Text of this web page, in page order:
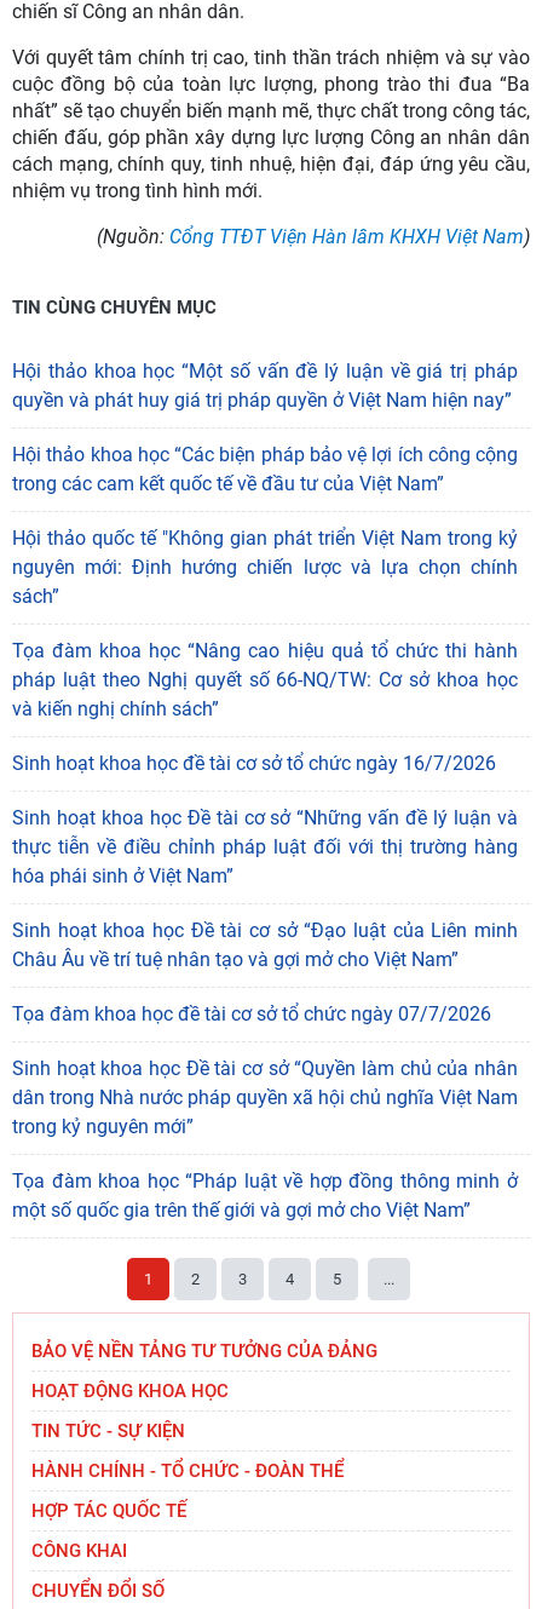
chiến sĩ Công an nhân dân.
Với quyết tâm chính trị cao, tinh thần trách nhiệm và sự vào
cuộc đồng bộ của toàn lực lượng, phong trào thi đua “Ba
nhất” sẽ tạo chuyển biến mạnh mẽ, thực chất trong công tác,
chiến đấu, góp phần xây dựng lực lượng Công an nhân dân
cách mạng, chính quy, tinh nhuệ, hiện đại, đáp ứng yêu cầu,
nhiệm vụ trong tình hình mới.
(Nguồn: Cổng TTĐT Viện Hàn lâm KHXH Việt Nam)
TIN CÙNG CHUYÊN MỤC
Hội thảo khoa học “Một số vấn đề lý luận về giá trị pháp
quyền và phát huy giá trị pháp quyền ở Việt Nam hiện nay”
Hội thảo khoa học “Các biện pháp bảo vệ lợi ích công cộng
trong các cam kết quốc tế về đầu tư của Việt Nam”
Hội thảo quốc tế "Không gian phát triển Việt Nam trong kỷ
nguyên mới: Định hướng chiến lược và lựa chọn chính
sách”
Tọa đàm khoa học “Nâng cao hiệu quả tổ chức thi hành
pháp luật theo Nghị quyết số 66-NQ/TW: Cơ sở khoa học
và kiến nghị chính sách”
Sinh hoạt khoa học đề tài cơ sở tổ chức ngày 16/7/2026
Sinh hoạt khoa học Đề tài cơ sở “Những vấn đề lý luận và
thực tiễn về điều chỉnh pháp luật đối với thị trường hàng
hóa phái sinh ở Việt Nam”
Sinh hoạt khoa học Đề tài cơ sở “Đạo luật của Liên minh
Châu Âu về trí tuệ nhân tạo và gợi mở cho Việt Nam”
Tọa đàm khoa học đề tài cơ sở tổ chức ngày 07/7/2026
Sinh hoạt khoa học Đề tài cơ sở “Quyền làm chủ của nhân
dân trong Nhà nước pháp quyền xã hội chủ nghĩa Việt Nam
trong kỷ nguyên mới”
Tọa đàm khoa học “Pháp luật về hợp đồng thông minh ở
một số quốc gia trên thế giới và gợi mở cho Việt Nam”
1 2 3 4 5 ...
BẢO VỆ NỀN TẢNG TƯ TƯỞNG CỦA ĐẢNG
HOẠT ĐỘNG KHOA HỌC
TIN TỨC - SỰ KIỆN
HÀNH CHÍNH - TỔ CHỨC - ĐOÀN THỂ
HỢP TÁC QUỐC TẾ
CÔNG KHAI
CHUYỂN ĐỔI SỐ